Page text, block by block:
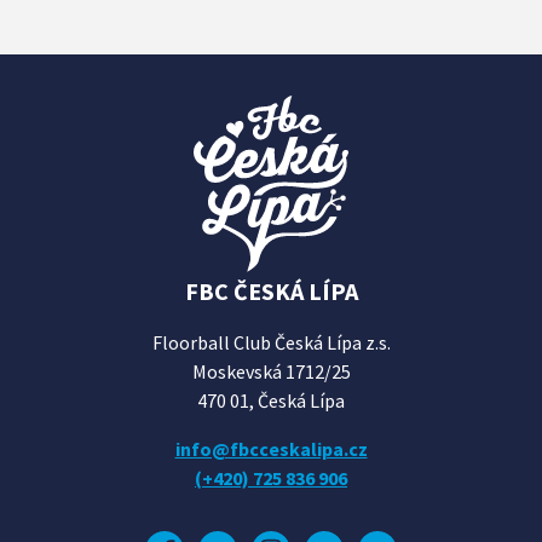
FBC ČESKÁ LÍPA
Floorball Club Česká Lípa z.s.
Moskevská 1712/25
470 01, Česká Lípa
info@fbcceskalipa.cz
(+420) 725 836 906